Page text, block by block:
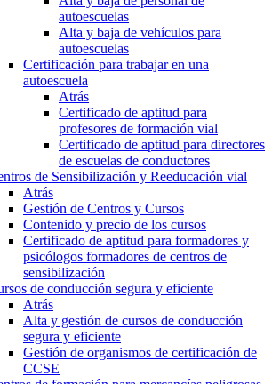
autoescuelas
Alta y baja de vehículos para
autoescuelas
Certificación para trabajar en una
autoescuela
Atrás
Certificado de aptitud para
profesores de formación vial
Certificado de aptitud para directores
de escuelas de conductores
de Sensibilización y Reeducación vial
Atrás
Gestión de Centros y Cursos
Contenido y precio de los cursos
Certificado de aptitud para formadores y
psicólogos formadores de centros de
sensibilización
de conducción segura y eficiente
Atrás
Alta y gestión de cursos de conducción
segura y eficiente
Gestión de organismos de certificación de
CCSE